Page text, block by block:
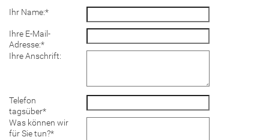
Ihr Name:*
Ihre E-Mail-
Adresse:*
Ihre Anschrift:
Telefon
tagsüber*
Was können wir
für Sie tun?*